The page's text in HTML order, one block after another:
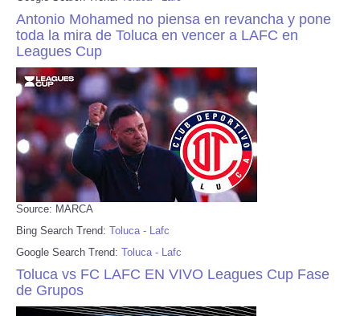
Antonio Mohamed no piensa en revancha y pone
toda la mira de Toluca en vencer a LAFC en
Leagues Cup
Source: MARCA
Bing Search Trend: Toluca - Lafc
Google Search Trend: Toluca - Lafc
Toluca vs FC LAFC EN VIVO Leagues Cup Fase
de Grupos